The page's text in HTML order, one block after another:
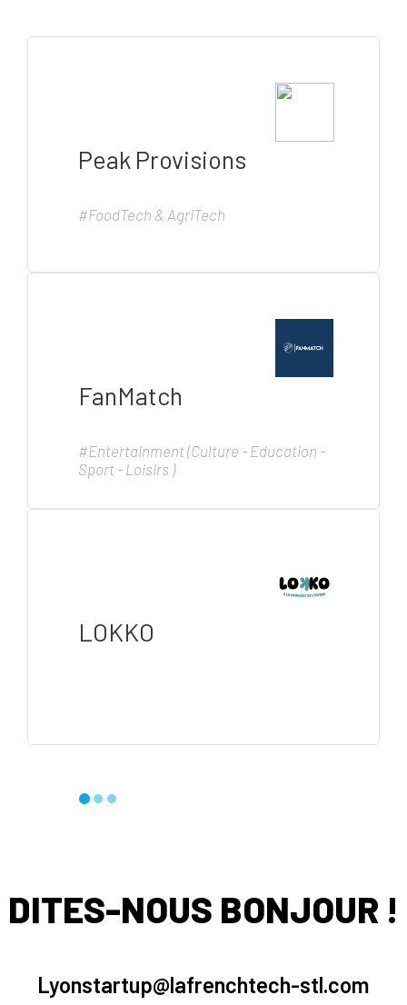
Peak Provisions
#FoodTech & AgriTech
FanMatch
#Entertainment (Culture - Education -
Sport - Loisirs )
LOKKO
DITES-NOUS BONJOUR !
Lyonstartup@lafrenchtech-stl.com